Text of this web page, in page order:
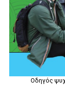
Οδηγός